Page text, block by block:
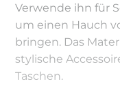
Verwende ihn für
um einen Hauch
bringen. Das
stylische
Taschen.